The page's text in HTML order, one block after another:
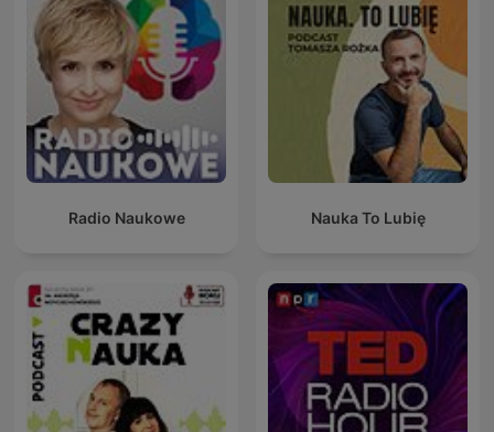
Radio Naukowe Nauka To Lubię